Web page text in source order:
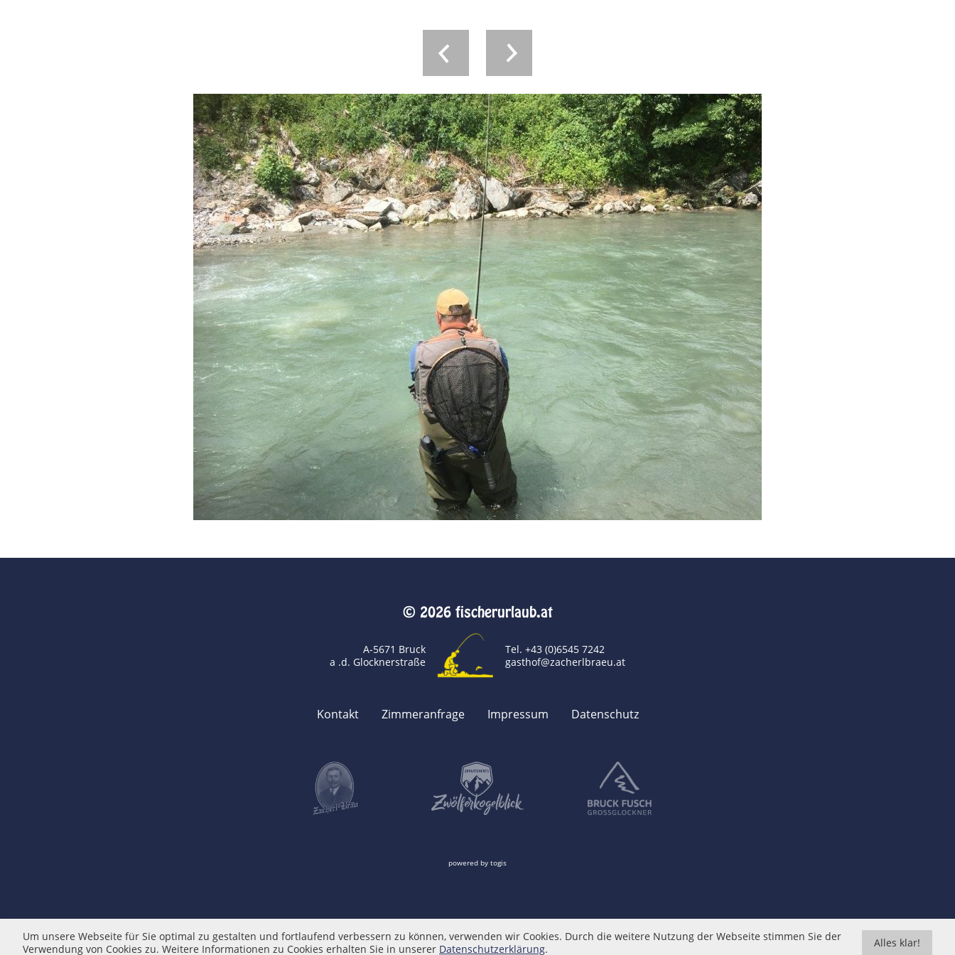
© 2026 fischerurlaub.at
A-5671 Bruck
a .d. Glocknerstraße
Tel. +43 (0)6545 7242
gasthof@zacherlbraeu.at
Kontakt Zimmeranfrage Impressum Datenschutz
powered by togis
Alles klar!
Um unsere Webseite für Sie optimal zu gestalten und fortlaufend verbessern zu können, verwenden wir Cookies. Durch die weitere Nutzung der Webseite stimmen Sie der
Verwendung von Cookies zu. Weitere Informationen zu Cookies erhalten Sie in unserer Datenschutzerklärung.